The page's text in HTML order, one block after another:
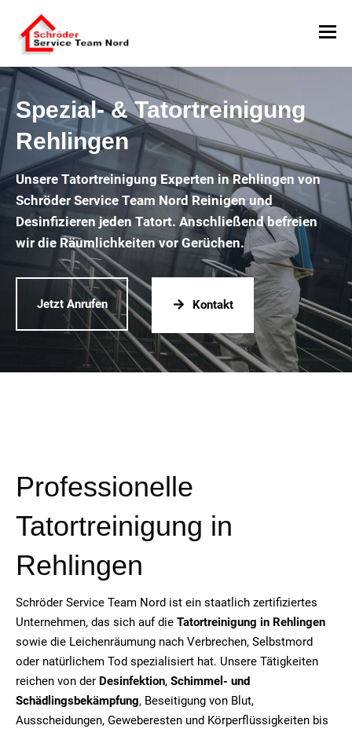
Spezial- & Tatortreinigung
Rehlingen
Unsere Tatortreinigung Experten in Rehlingen von
Schröder Service Team Nord Reinigen und
Desinfizieren jeden Tatort. Anschließend befreien
wir die Räumlichkeiten vor Gerüchen.
Jetzt Anrufen Kontakt
Professionelle
Tatortreinigung in
Rehlingen
Schröder Service Team Nord ist ein staatlich zertifiziertes
Unternehmen, das sich auf die Tatortreinigung in Rehlingen
sowie die Leichenräumung nach Verbrechen, Selbstmord
oder natürlichem Tod spezialisiert hat. Unsere Tätigkeiten
reichen von der Desinfektion, Schimmel- und
Schädlingsbekämpfung, Beseitigung von Blut,
Ausscheidungen, Geweberesten und Körperflüssigkeiten bis